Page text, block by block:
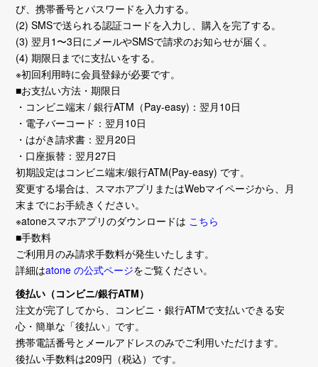
び、携帯番号とパスワードを入力する。
(2) SMSで送られる認証コードを入力し、購入を完了する。
(3) 翌月1〜3日にメールやSMSで請求のお知らせが届く。
(4) 期限日までに支払いをする。
※初回利用時に会員登録が必要です。
■お支払い方法・期限日
・コンビニ端末 / 銀行ATM（Pay-easy)：翌月10日
・電子バーコード：翌月10日
・はがき請求書：翌月20日
・口座振替：翌月27日
初期設定はコンビニ端末/銀行ATM(Pay-easy) です。
変更する場合は、スマホアプリまたはWebマイページから、月
末までにお手続きください。
※atoneスマホアプリのダウンロードは こちら
■手数料
ご利用月のみ請求手数料が発生いたします。
詳細はatone の公式ページをご覧ください。
後払い（コンビニ/銀行ATM）
注文が完了してから、コンビニ・銀行ATMで支払いできる安
心・簡単な「後払い」です。
携帯電話番号とメールアドレスのみでご利用いただけます。
後払い手数料は209円（税込）です。